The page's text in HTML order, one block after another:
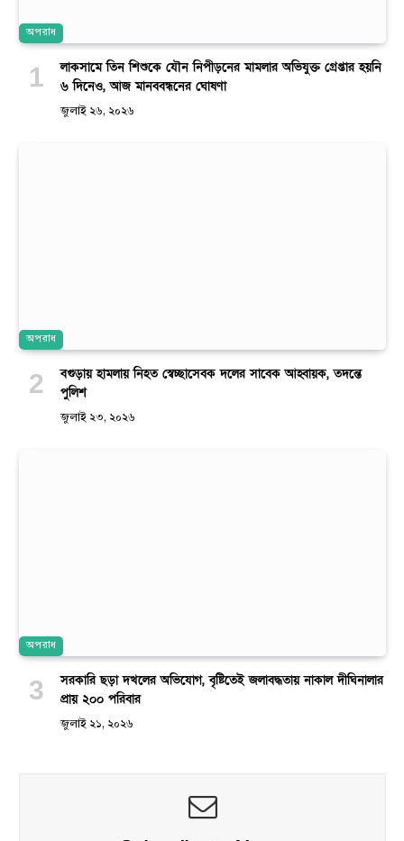
অপরাধ
লাকসামে তিন শিশুকে যৌন নিপীড়নের মামলার অভিযুক্ত গ্রেপ্তার হয়নি
৬ দিনেও, আজ মানববন্ধনের ঘোষণা
জুলাই ২৬, ২০২৬
অপরাধ
বগুড়ায় হামলায় নিহত স্বেচ্ছাসেবক দলের সাবেক আহ্বায়ক, তদন্তে
পুলিশ
জুলাই ২৩, ২০২৬
অপরাধ
সরকারি ছড়া দখলের অভিযোগ, বৃষ্টিতেই জলাবদ্ধতায় নাকাল দীঘিনালার
প্রায় ২০০ পরিবার
জুলাই ২১, ২০২৬